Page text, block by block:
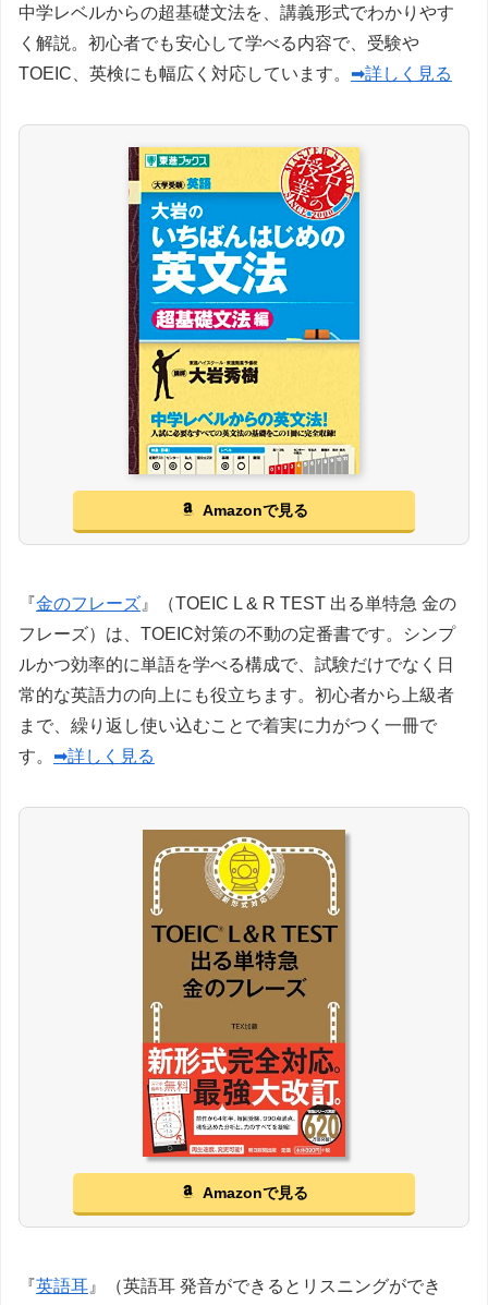
中学レベルからの超基礎文法を、講義形式でわかりやす
く解説。初心者でも安心して学べる内容で、受験や
TOEIC、英検にも幅広く対応しています。 ➡詳しく見る
Amazonで見る
『金のフレーズ 』（TOEIC L & R TEST 出る単特急 金の
フレーズ）は、TOEIC対策の不動の定番書です。シンプ
ルかつ効率的に単語を学べる構成で、試験だけでなく日
常的な英語力の向上にも役立ちます。初心者から上級者
まで、繰り返し使い込むことで着実に力がつく一冊で
す。 ➡詳しく見る
Amazonで見る
『英語耳 』（英語耳 発音ができるとリスニングができ